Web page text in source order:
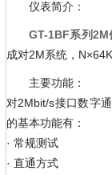
仪表简介：
GT-1BF系列
成对2M系统， N×64K
主要功能：
对2Mbit/s接口数字
的基本功能有：
· 常规测试
· 直通方式